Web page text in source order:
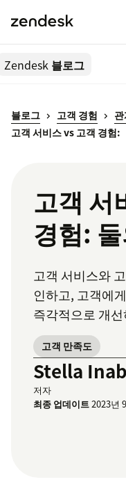
Zendesk 블로그
블로그 고객 경험
고객 서비스 vs 고객 경험:
고객 서
경험:
고객 서비스와
인하고, 고객에
즉각적으로 개
고객 만족도
Stella
저자
최종 업데이트2023년